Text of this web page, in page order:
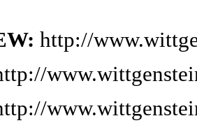
http://